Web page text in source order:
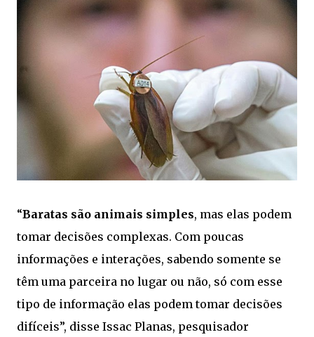
“Baratas são animais simples, mas elas podem
tomar decisões complexas. Com poucas
informações e interações, sabendo somente se
têm uma parceira no lugar ou não, só com esse
tipo de informação elas podem tomar decisões
difíceis”, disse Issac Planas, pesquisador